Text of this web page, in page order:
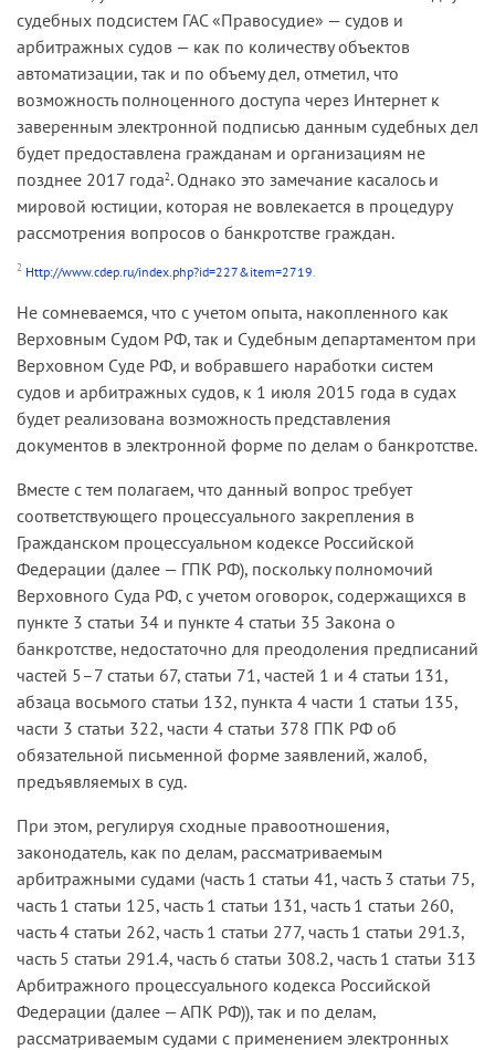
судебных подсистем ГАС «Правосудие» — судов и
арбитражных судов — как по количеству объектов
автоматизации, так и по объему дел, отметил, что
возможность полноценного доступа через Интернет к
заверенным электронной подписью данным судебных дел
будет предоставлена гражданам и организациям не
позднее 2017 года2. Однако это замечание касалось и
мировой юстиции, которая не вовлекается в процедуру
рассмотрения вопросов о банкротстве граждан.
2 Http://www.cdep.ru/index.php?id=227&item=2719
Не сомневаемся, что с учетом опыта, накопленного как
Верховным Судом РФ, так и Судебным департаментом при
Верховном Суде РФ, и вобравшего наработки систем
судов и арбитражных судов, к 1 июля 2015 года в судах
будет реализована возможность представления
документов в электронной форме по делам о банкротстве.
Вместе с тем полагаем, что данный вопрос требует
соответствующего процессуального закрепления в
Гражданском процессуальном кодексе Российской
Федерации (далее — ГПК РФ), поскольку полномочий
Верховного Суда РФ, с учетом оговорок, содержащихся в
пункте 3 статьи 34 и пункте 4 статьи 35 Закона о
банкротстве, недостаточно для преодоления предписаний
частей 5–7 статьи 67, статьи 71, частей 1 и 4 статьи 131,
абзаца восьмого статьи 132, пункта 4 части 1 статьи 135,
части 3 статьи 322, части 4 статьи 378 ГПК РФ об
обязательной письменной форме заявлений, жалоб,
предъявляемых в суд.
При этом, регулируя сходные правоотношения,
законодатель, как по делам, рассматриваемым
арбитражными судами (часть 1 статьи 41, часть 3 статьи 75,
часть 1 статьи 125, часть 1 статьи 131, часть 1 статьи 260,
часть 4 статьи 262, часть 1 статьи 277, часть 1 статьи 291.3,
часть 5 статьи 291.4, часть 6 статьи 308.2, часть 1 статьи 313
Арбитражного процессуального кодекса Российской
Федерации (далее — АПК РФ)), так и по делам,
рассматриваемым судами с применением электронных